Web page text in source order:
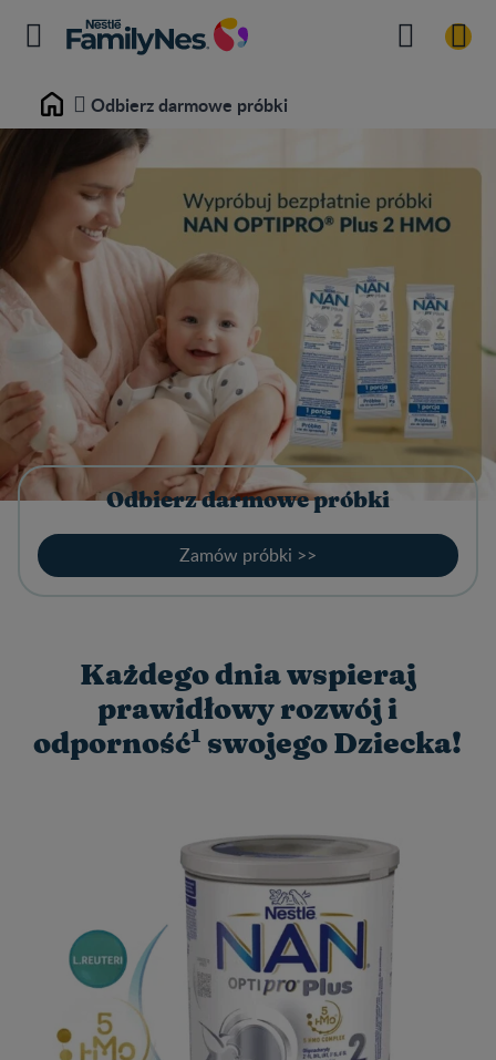
Home Odbierz darmowe próbki
Odbierz darmowe próbki
Zamów próbki >>
Każdego dnia wspieraj
prawidłowy rozwój i
odporność1 swojego Dziecka!